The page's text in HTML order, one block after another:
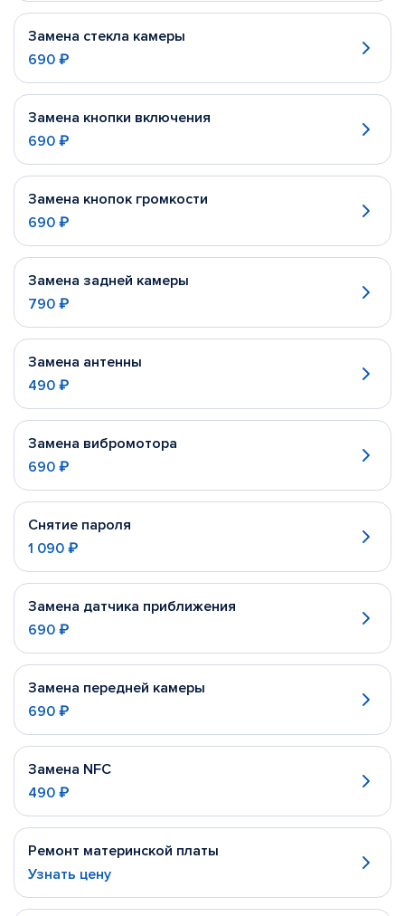
Замена стекла камеры
690 ₽
Замена кнопки включения
690 ₽
Замена кнопок громкости
690 ₽
Замена задней камеры
790 ₽
Замена антенны
490 ₽
Замена вибромотора
690 ₽
Снятие пароля
1 090 ₽
Замена датчика приближения
690 ₽
Замена передней камеры
690 ₽
Замена NFC
490 ₽
Ремонт материнской платы
Узнать цену